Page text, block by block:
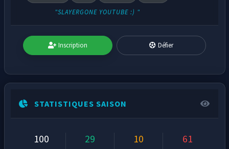
"SLAYERGONE YOUTUBE :) "
Inscription Défier
STATISTIQUES SAISON
100 29 10 61